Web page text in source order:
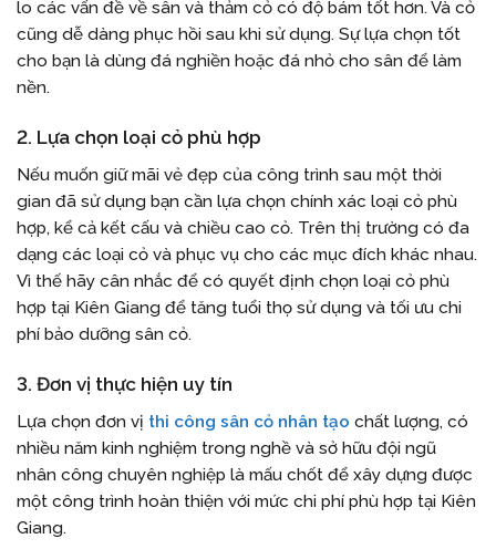
lo các vấn đề về sân và thảm cỏ có độ bám tốt hơn. Và cỏ
cũng dễ dàng phục hồi sau khi sử dụng. Sự lựa chọn tốt
cho bạn là dùng đá nghiền hoặc đá nhỏ cho sân để làm
nền.
2. Lựa chọn loại cỏ phù hợp
Nếu muốn giữ mãi vẻ đẹp của công trình sau một thời
gian đã sử dụng bạn cần lựa chọn chính xác loại cỏ phù
hợp, kể cả kết cấu và chiều cao cỏ. Trên thị trường có đa
dạng các loại cỏ và phục vụ cho các mục đích khác nhau.
Vì thế hãy cân nhắc để có quyết định chọn loại cỏ phù
hợp tại Kiên Giang để tăng tuổi thọ sử dụng và tối ưu chi
phí bảo dưỡng sân cỏ.
3. Đơn vị thực hiện uy tín
Lựa chọn đơn vị thi công sân cỏ nhân tạo chất lượng, có
nhiều năm kinh nghiệm trong nghề và sở hữu đội ngũ
nhân công chuyên nghiệp là mấu chốt để xây dựng được
một công trình hoàn thiện với mức chi phí phù hợp tại Kiên
Giang.